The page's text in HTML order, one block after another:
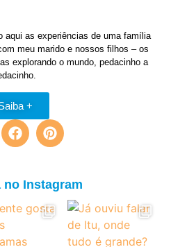
aqui as experiências de uma família
meu marido e nossos filhos – os
explorando o mundo, pedacinho a
+
no Instagram